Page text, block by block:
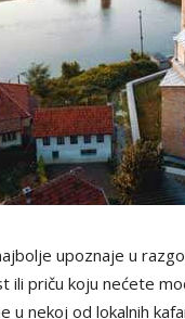
upoznaje u
ili priču koju nećete
u nekoj od lokalnih